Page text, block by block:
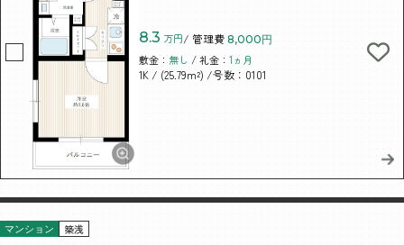
8.3 万円/ 管理費 8,000円
敷金： 無し / 礼金：1ヵ月
1K / (25.79m²) /号数：0101
マンション 築浅